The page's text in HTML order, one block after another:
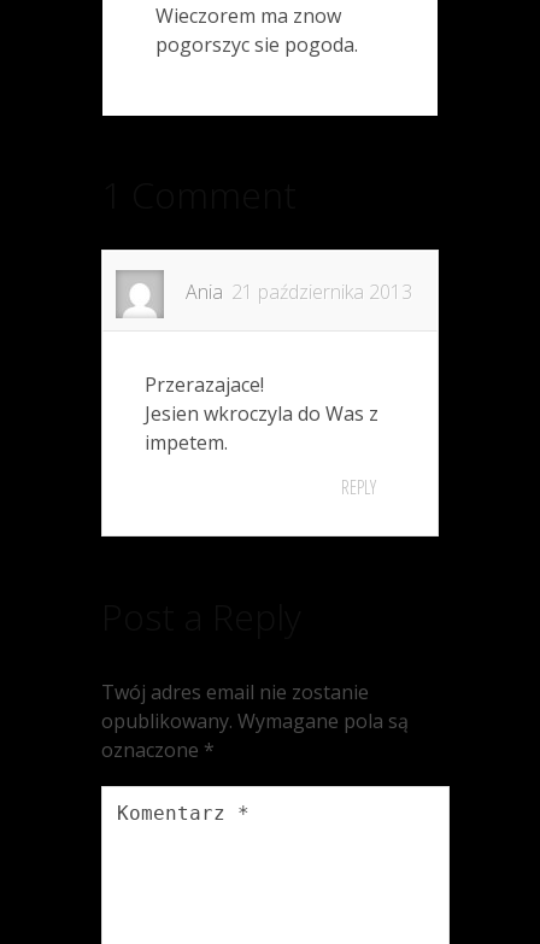
Wieczorem ma znow
pogorszyc sie pogoda.
Ania 21 października 2013
Przerazajace!
Jesien wkroczyla do Was z
impetem.
REPLY
Twój adres email nie zostanie
opublikowany. Wymagane pola są
oznaczone *